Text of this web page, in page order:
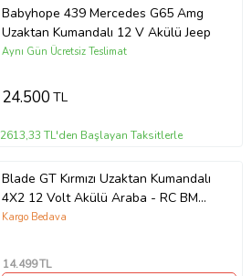
Babyhope 439 Mercedes G65 Amg
Uzaktan Kumandalı 12 V Akülü Jeep
Aynı Gün Ücretsiz Teslimat
24.500TL
2613,33 TL'den Başlayan Taksitlerle
Blade GT Kırmızı Uzaktan Kumandalı
4X2 12 Volt Akülü Araba - RC BMW
Akülü Araba (Çok Renkli)
Kargo Bedava
14.499TL